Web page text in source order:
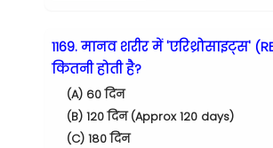
1169. मानव शरीर में 'एरिथ्रोसाइट्स'
कितनी होती है?
(A) 60 दिन
(B) 120 दिन (Approx 120 days)
(C) 180 दिन